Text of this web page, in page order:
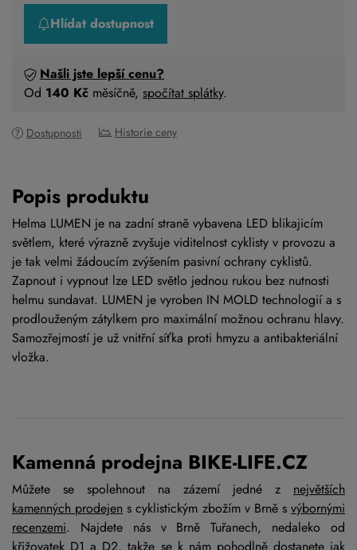
Hlídat dostupnost
Našli jste lepší cenu?
Od 140 Kč měsíčně, spočítat splátky.
Dostupnosti Historie ceny
Popis produktu
Helma LUMEN je na zadní straně vybavena LED blikajicím
světlem, které výrazně zvyšuje viditelnost cyklisty v provozu a
je tak velmi žádoucím zvýšením pasivní ochrany cyklistů.
Zapnout i vypnout lze LED světlo jednou rukou bez nutnosti
helmu sundavat. LUMEN je vyroben IN MOLD technologií a s
prodlouženým zátylkem pro maximální možnou ochranu hlavy.
Samozřejmostí je už vnitřní síťka proti hmyzu a antibakteriální
vložka.
Kamenná prodejna BIKE-LIFE.CZ
Můžete se spolehnout na zázemí jedné z největších
kamenných prodejen s cyklistickým zbožím v Brně s výbornými
recenzemi. Najdete nás v Brně Tuřanech, nedaleko od